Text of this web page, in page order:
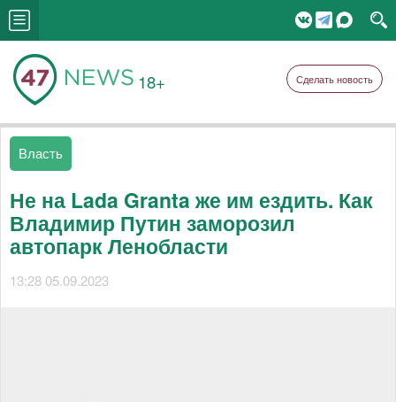
18+ Сделать новость
Власть
Не на Lada Granta же им ездить. Как
Владимир Путин заморозил
автопарк Ленобласти
13:28 05.09.2023